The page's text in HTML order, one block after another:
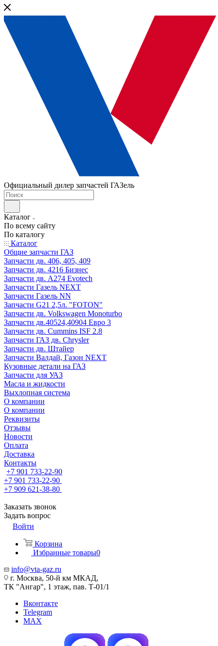
Официальный дилер запчастей ГАЗель
Каталог
По всему сайту
По каталогу
Каталог
Общие запчасти ГАЗ
Запчасти дв. 406, 405, 409
Запчасти дв. 4216 Бизнес
Запчасти дв. A274 Evotech
Запчасти Газель NEXT
Запчасти Газель NN
Запчасти G21 2,5л. "FOTON"
Запчасти дв. Volkswagen Monoturbo
Запчасти дв.40524,40904 Евро 3
Запчасти дв. Cummins ISF 2.8
Запчасти ГАЗ дв. Chrysler
Запчасти дв. Штайер
Запчасти Валдай, Газон NEXT
Кузовные детали на ГАЗ
Запчасти для УАЗ
Масла и жидкости
Выхлопная система
О компании
О компании
Реквизиты
Отзывы
Новости
Оплата
Доставка
Контакты
+7 901 733-22-90
+7 901 733-22-90
+7 909 621-38-80
Заказать звонок
Задать вопрос
Войти
Корзина
Избранные товары0
info@vta-gaz.ru
г. Москва, 50-й км МКАД,
ТК "Ангар", 1 этаж, пав. Т-01/1
Вконтакте
Telegram
MAX